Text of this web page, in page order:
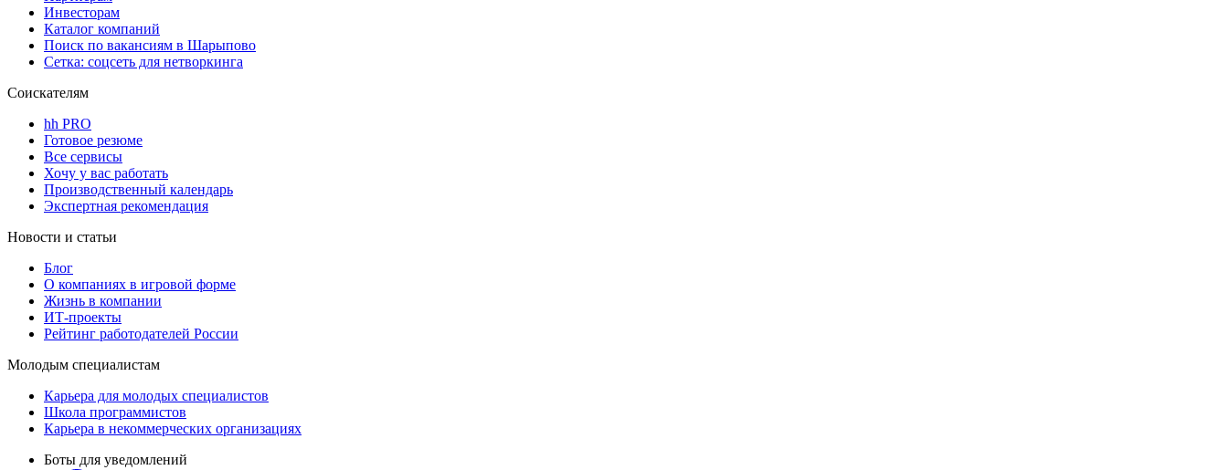
Инвесторам
Каталог компаний
Поиск по вакансиям в Шарыпово
Сетка: соцсеть для нетворкинга
Соискателям
hh PRO
Готовое резюме
Все сервисы
Хочу у вас работать
Производственный календарь
Экспертная рекомендация
Новости и статьи
Блог
О компаниях в игровой форме
Жизнь в компании
ИТ-проекты
Рейтинг работодателей России
Молодым специалистам
Карьера для молодых специалистов
Школа программистов
Карьера в некоммерческих организациях
Боты для уведомлений